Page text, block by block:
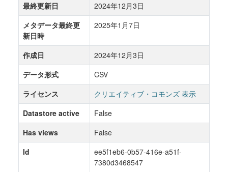
最終更新日
2024年12月3日
メタデータ最終更
新日時
2025年1月7日
作成日
2024年12月3日
データ形式
CSV
ライセンス
クリエイティブ・コモンズ 表示
Datastore active
False
Has views
False
Id
ee5f1eb6-0b57-416e-a51f-
7380d3468547